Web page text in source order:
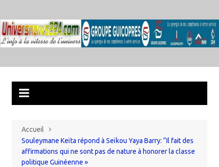
au
contenu
Accueil
Souleymane Keïta répond à Seïkou Yaya Barry: “Il fait des
affirmations qui ne sont pas de nature à honorer la classe
politique Guinéenne »